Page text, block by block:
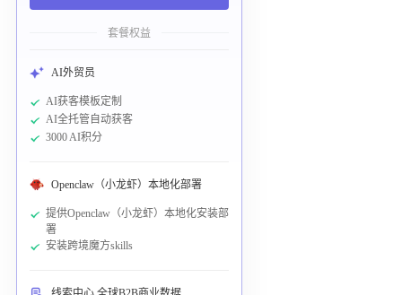
套餐权益
AI外贸员
AI获客模板定制
AI全托管自动获客
3000 AI积分
Openclaw（小龙虾）本地化部署
提供Openclaw（小龙虾）本地化安装部
署
安装跨境魔方skills